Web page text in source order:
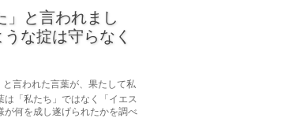
」と言われまし
な掟は守らなく
言われた言葉が、果たして私
「私たち」ではなく「イエス
が何を成し遂げられたかを調べ